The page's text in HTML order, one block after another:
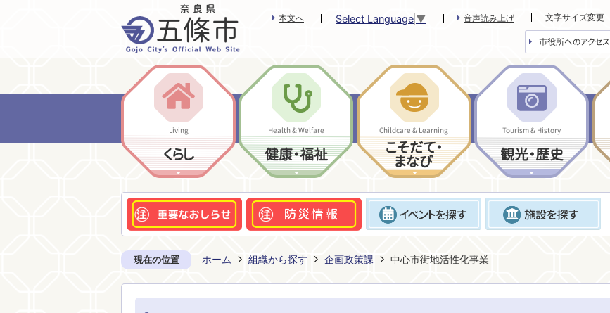
本文へ Select Language ▼ 音声読み上げ 文字サイズ変更
市役所へのアクセス
Living
くらし
Health & Welfare
健康・福祉
Childcare & Learning
こそだて・
まなび
Tourism & History
観光・歴史
現在の位置 ホーム 組織から探す 企画政策課 中心市街地活性化事業